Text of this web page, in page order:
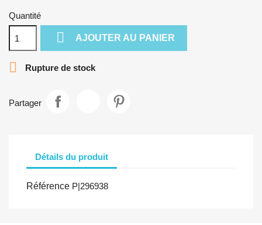
Quantité
 AJOUTER AU PANIER
 Rupture de stock
Partager
Détails du produit
Référence P|296938